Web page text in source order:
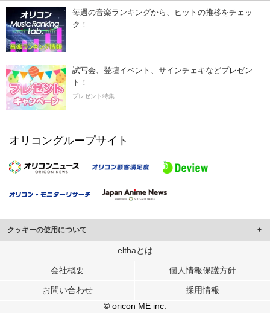
毎週の音楽ランキングから、ヒットの推移をチェッ
ク！
試写会、登壇イベント、サインチェキなどプレゼン
ト！
プレゼント特集
オリコングループサイト
クッキーの使用について
このサイトでは Cookie を使用して、ユーザーに合わせたコンテンツや広告の
行っています。
メディアや広告配信、データ解析の各パートナーに提供しています。
ユーザーが各パートナーのサービスを使用したときに収集した他の情報を組み
elthaとは
会社概要 個人情報保護方針
お問い合わせ
採用情報
© oricon ME inc.